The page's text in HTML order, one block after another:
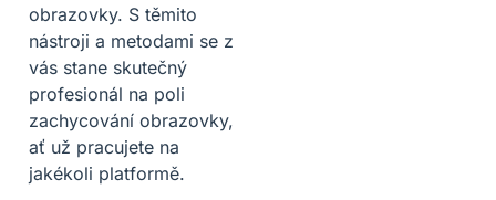
obrazovky. S těmito
nástroji a metodami se z
vás stane skutečný
profesionál na poli
zachycování obrazovky,
ať už pracujete na
jakékoli platformě.